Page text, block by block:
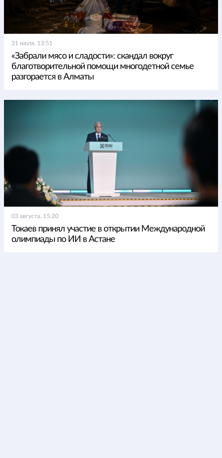
31 июля, 13:51
«Забрали мясо и сладости»: скандал вокруг
благотворительной помощи многодетной семье
разгорается в Алматы
03 августа, 15:20
Токаев принял участие в открытии Международной
олимпиады по ИИ в Астане